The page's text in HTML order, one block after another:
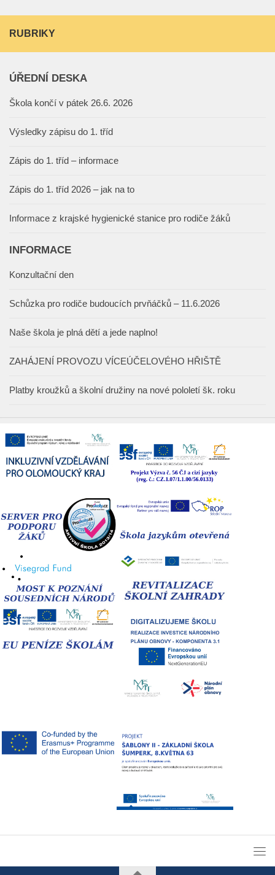
RUBRIKY
ÚŘEDNÍ DESKA
Škola končí v pátek 26.6. 2026
Výsledky zápisu do 1. tříd
Zápis do 1. tříd – informace
Zápis do 1. tříd 2026 – jak na to
Informace z krajské hygienické stanice pro rodiče žáků
INFORMACE
Konzultační den
Schůzka pro rodiče budoucích prvňáčků – 11.6.2026
Naše škola je plná dětí a jede naplno!
ZAHÁJENÍ PROVOZU VÍCEÚČELOVÉHO HŘIŠTĚ
Platby kroužků a školní družiny na nové pololetí šk. roku